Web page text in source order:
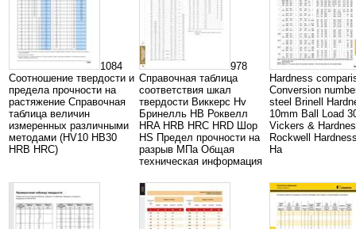
1084
Соотношение твердости и
предела прочности на
растяжение Справочная
таблица величин
измеренных различными
методами (HV10 HB30
HRB HRC)
978
Справочная таблица
соответствия шкал
твердости Виккерс Hv
Бринелль HB Роквелл
HRA HRB HRC HRD Шор
HS Предел прочности на
разрыв МПа Общая
техническая информация
Hardness
Conversion
steel Brinell
10mm Ball Load
Vickers &
Rockwell
Ha